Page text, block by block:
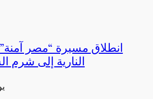
انطلاق مسيرة “مصر
النارية إلى شرم